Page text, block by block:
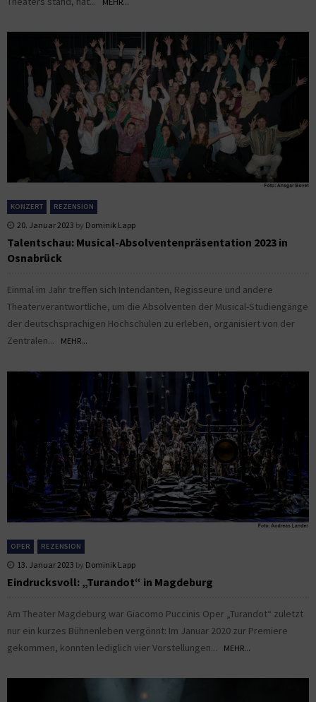
KONZERT REZENSION
20. Januar 2023 by Dominik Lapp
Talentschau: Musical-Absolventenpräsentation 2023 in
Osnabrück
Einmal im Jahr treffen sich Intendanten, Regisseure und andere
Theaterverantwortliche, um die Absolventen der Musical-Studiengänge
der deutschsprachigen Hochschulen zu erleben, organisiert von der
Zentralen...
MEHR...
OPER REZENSION
13. Januar 2023 by Dominik Lapp
Eindrucksvoll: „Turandot“ in Magdeburg
Am Theater Magdeburg war Giacomo Puccinis Oper „Turandot“ zuletzt
nur ein kurzes Bühnenleben vergönnt: Im Januar 2020 zur Premiere
gekommen, konnten lediglich vier Vorstellungen...
MEHR...